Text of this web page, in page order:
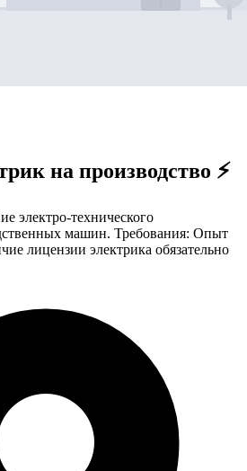
на производство ⚡
электро-технического
машин. Требования: Опыт
лицензии электрика обязательно